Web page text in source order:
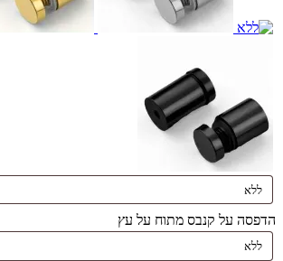
הדפסה על קנבס מתוח על עץ